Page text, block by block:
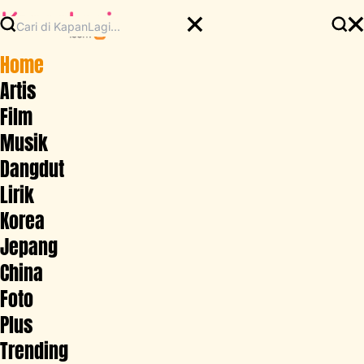
Home
Artis
Film
Musik
Dangdut
Lirik
Korea
Jepang
China
Foto
Plus
Trending